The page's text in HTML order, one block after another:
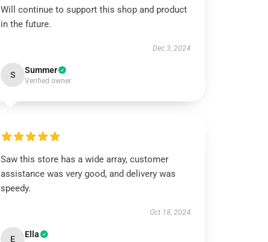
Will continue to support this shop and product
in the future.
Dec 3, 2024
S Summer
Verified owner
Saw this store has a wide array, customer
assistance was very good, and delivery was
speedy.
Oct 18, 2024
E Ella